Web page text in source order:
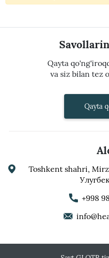
Qayta
va siz bilan tez
Qayta
Toshkent shahri,
+998